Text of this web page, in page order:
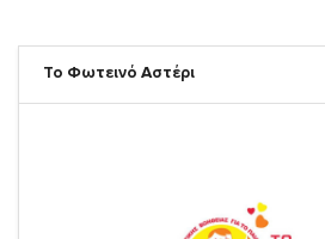
Το Φωτεινό Αστέρι